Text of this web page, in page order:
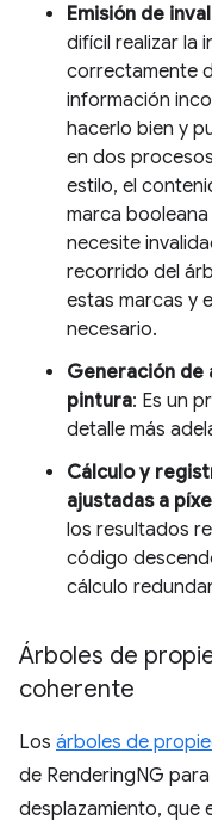
Emisión de
difícil realizar la
correctamente
información
hacerlo bien y
en dos
estilo, el
marca
necesite
recorrido del
estas marcas y
necesario.
Generación de
pintura: Es un
detalle más
Cálculo y
ajustadas a
los resultados
código
cálculo
Árboles de
coherente
Los árboles de
de RenderingNG
desplazamiento, que